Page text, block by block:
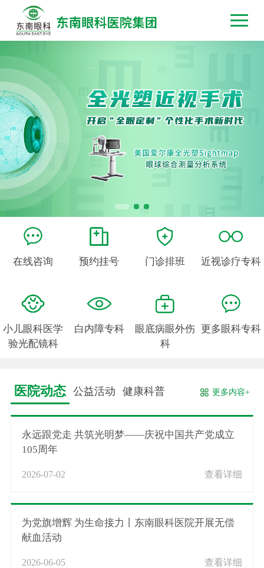
在线咨询 预约挂号 门诊排班 近视诊疗专科
小儿眼科医学
验光配镜科
白内障专科
眼底病眼外伤
科
更多眼科专科
医院动态 公益活动 健康科普 更多内容+
永远跟党走 共筑光明梦——庆祝中国共产党成立
105周年
2026-07-02 查看详细
为党旗增辉 为生命接力丨东南眼科医院开展无偿
献血活动
2026-06-05 查看详细